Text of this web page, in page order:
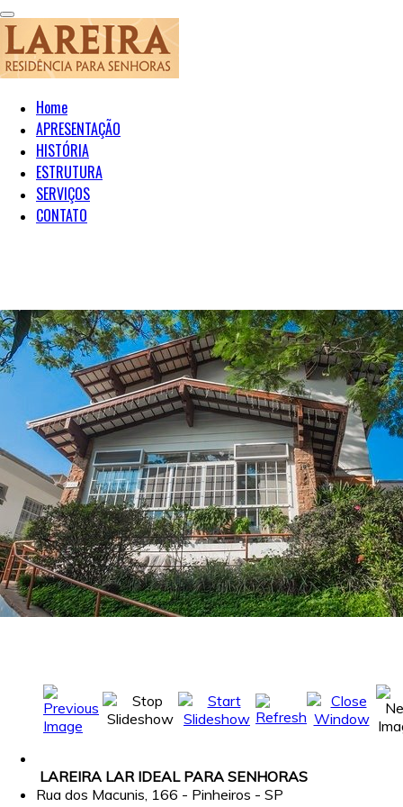
Home
APRESENTAÇÃO
HISTÓRIA
ESTRUTURA
SERVIÇOS
CONTATO
LAREIRA LAR IDEAL PARA SENHORAS
Rua dos Macunis, 166 - Pinheiros - SP